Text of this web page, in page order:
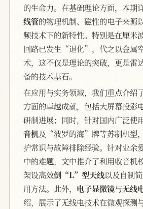
的生命力。在基础理论方面，本期
线管的物理机制、磁性的电子来源
频技术下的新特性。特别是在厘米
回路已发生“退化”，代之以金属
术，这不仅是理论的突破，更是雷
备的技术基石。
在应用与实务领域，我们重点介绍
方面的卓越成就，包括大屏幕投影
研制进展；同时，针对国内广泛使
音机及“波罗的海”牌等苏制机型
护常识与故障排除经验。针对业余
中的难题，文中推介了利用收音机
架设高效倒“L”型天线以及自制
用方法。此外， 电子显微镜与无线
绍，展示了无线电技术在微观探测